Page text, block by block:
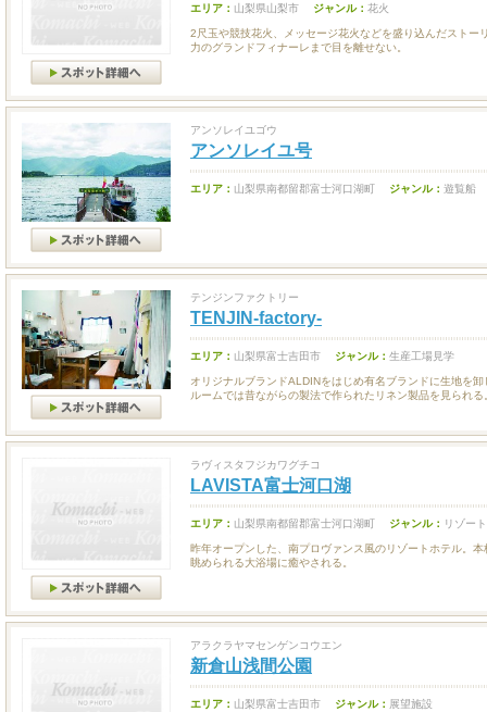
エリア： 山梨県山梨市 ジャンル： 花火
2尺玉や競技花火、メッセージ花火などを盛り込んだストー
力のグランドフィナーレまで目を離せない。
アンソレイユゴウ
アンソレイユ号
エリア： 山梨県南都留郡富士河口湖町 ジャンル： 遊覧船
テンジンファクトリー
TENJIN-factory-
エリア： 山梨県富士吉田市 ジャンル： 生産工場見学
オリジナルブランドALDINをはじめ有名ブランドに生地を
ルームでは昔ながらの製法で作られたリネン製品を見られる
ラヴィスタフジカワグチコ
LAVISTA富士河口湖
エリア： 山梨県南都留郡富士河口湖町 ジャンル： リゾー
昨年オープンした、南プロヴァンス風のリゾートホテル。
眺められる大浴場に癒やされる。
アラクラヤマセンゲンコウエン
新倉山浅間公園
エリア： 山梨県富士吉田市 ジャンル： 展望施設